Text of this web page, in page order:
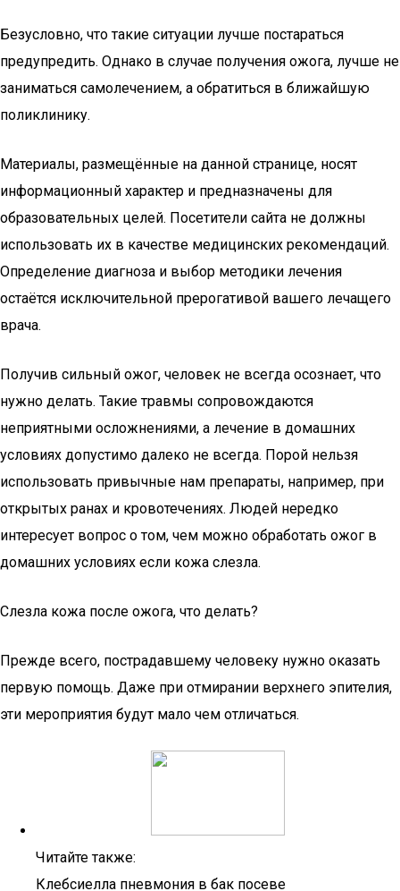
Безусловно, что такие ситуации лучше постараться
предупредить. Однако в случае получения ожога, лучше не
заниматься самолечением, а обратиться в ближайшую
поликлинику.
Материалы, размещённые на данной странице, носят
информационный характер и предназначены для
образовательных целей. Посетители сайта не должны
использовать их в качестве медицинских рекомендаций.
Определение диагноза и выбор методики лечения
остаётся исключительной прерогативой вашего лечащего
врача.
Получив сильный ожог, человек не всегда осознает, что
нужно делать. Такие травмы сопровождаются
неприятными осложнениями, а лечение в домашних
условиях допустимо далеко не всегда. Порой нельзя
использовать привычные нам препараты, например, при
открытых ранах и кровотечениях. Людей нередко
интересует вопрос о том, чем можно обработать ожог в
домашних условиях если кожа слезла.
Слезла кожа после ожога, что делать?
Прежде всего, пострадавшему человеку нужно оказать
первую помощь. Даже при отмирании верхнего эпителия,
эти мероприятия будут мало чем отличаться.
Читайте также:
Клебсиелла пневмония в бак посеве